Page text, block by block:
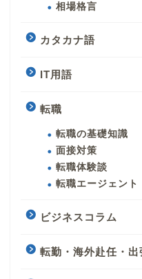
相場格言
カタカナ語
IT用語
転職
転職の基礎知識
面接対策
転職体験談
転職エージェント
ビジネスコラム
転勤・海外赴任・出